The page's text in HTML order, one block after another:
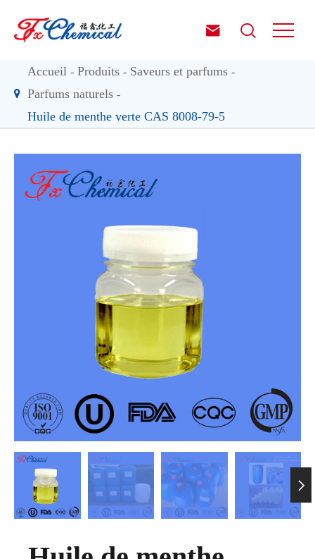
 
Accueil Produits
Saveurs et parfums
Parfums naturels
Huile de menthe verte CAS 8008-79-5
